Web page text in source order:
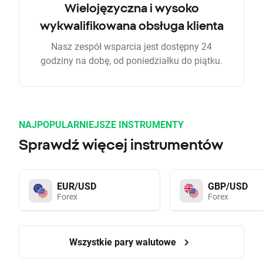
Wielojęzyczna i wysoko
wykwalifikowana obsługa klienta
Nasz zespół wsparcia jest dostępny 24
godziny na dobę, od poniedziałku do piątku.
NAJPOPULARNIEJSZE INSTRUMENTY
Sprawdź więcej instrumentów
EUR/USD
Forex
GBP/USD
Forex
Wszystkie pary walutowe